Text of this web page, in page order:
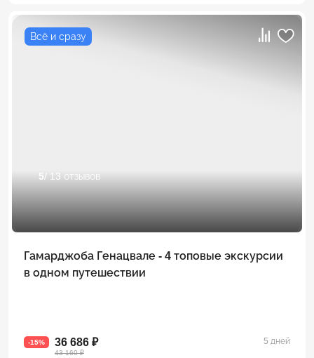
Всё и сразу
5/ 13 отзывов
Гамарджоба Генацвале - 4 топовые экскурсии
в одном путешествии
-15% 36 686 ₽
43 160 ₽
5 дней